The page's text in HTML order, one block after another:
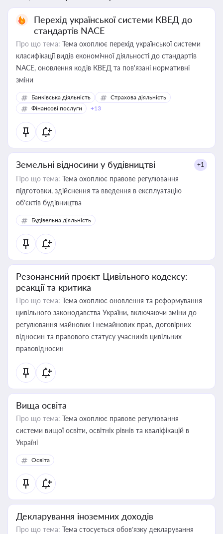
Перехід української системи КВЕД до
стандартів NACE
Про що тема: Тема охоплює перехід української системи
класифікації видів економічної діяльності до стандартів
NACE, оновлення кодів КВЕД та пов'язані нормативні
зміни
Банківська діяльність
Страхова діяльність
Фінансові послуги
+13
Земельні відносини у будівництві +1
Про що тема: Тема охоплює правове регулювання
підготовки, здійснення та введення в експлуатацію
об’єктів будівництва
Будівельна діяльність
Резонансний проєкт Цивільного кодексу:
реакції та критика
Про що тема: Тема охоплює оновлення та реформування
цивільного законодавства України, включаючи зміни до
регулювання майнових і немайнових прав, договірних
відносин та правового статусу учасників цивільних
правовідносин
Вища освіта
Про що тема: Тема охоплює правове регулювання
системи вищої освіти, освітніх рівнів та кваліфікацій в
Україні
Освіта
Декларування іноземних доходів
Про що тема: Тема стосується обов’язку декларування